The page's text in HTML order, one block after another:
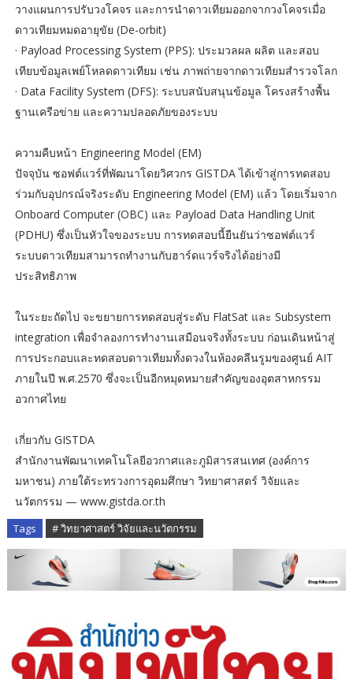
วางแผนการปรับวงโคจร และการนำดาวเทียมออกจากวงโคจรเมื่อ
ดาวเทียมหมดอายุขัย (De-orbit)
· Payload Processing System (PPS): ประมวลผล ผลิต และสอบ
เทียบข้อมูลเพย์โหลดดาวเทียม เช่น ภาพถ่ายจากดาวเทียมสำรวจโลก
· Data Facility System (DFS): ระบบสนับสนุนข้อมูล โครงสร้างพื้น
ฐานเครือข่าย และความปลอดภัยของระบบ
ความคืบหน้า Engineering Model (EM)
ปัจจุบัน ซอฟต์แวร์ที่พัฒนาโดยวิศวกร GISTDA ได้เข้าสู่การทดสอบ
ร่วมกับอุปกรณ์จริงระดับ Engineering Model (EM) แล้ว โดยเริ่มจาก
Onboard Computer (OBC) และ Payload Data Handling Unit
(PDHU) ซึ่งเป็นหัวใจของระบบ การทดสอบนี้ยืนยันว่าซอฟต์แวร์
ระบบดาวเทียมสามารถทำงานกับฮาร์ดแวร์จริงได้อย่างมี
ประสิทธิภาพ
ในระยะถัดไป จะขยายการทดสอบสู่ระดับ FlatSat และ Subsystem
integration เพื่อจำลองการทำงานเสมือนจริงทั้งระบบ ก่อนเดินหน้าสู่
การประกอบและทดสอบดาวเทียมทั้งดวงในห้องคลีนรูมของศูนย์ AIT
ภายในปี พ.ศ.2570 ซึ่งจะเป็นอีกหมุดหมายสำคัญของอุตสาหกรรม
อวกาศไทย
เกี่ยวกับ GISTDA
สำนักงานพัฒนาเทคโนโลยีอวกาศและภูมิสารสนเทศ (องค์การ
มหาชน) ภายใต้ระทรวงการอุดมศึกษา วิทยาศาสตร์ วิจัยและ
นวัตกรรม — www.gistda.or.th
Tags # วิทยาศาสตร์ วิจัยและนวัตกรรม